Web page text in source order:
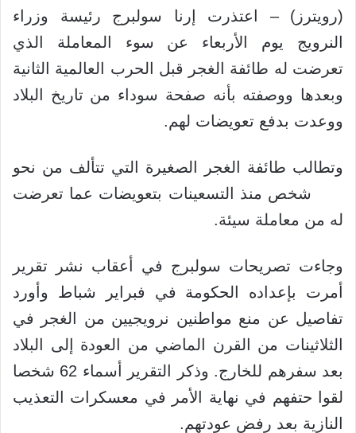
(رويترز) – اعتذرت إرنا سولبرج رئيسة وزراء
النرويج يوم الأربعاء عن سوء المعاملة الذي
تعرضت له طائفة الغجر قبل الحرب العالمية الثانية
وبعدها ووصفته بأنه صفحة سوداء من تاريخ البلاد
ووعدت بدفع تعويضات لهم.
وتطالب طائفة الغجر الصغيرة التي تتألف من نحو
500 شخص منذ التسعينات بتعويضات عما تعرضت
له من معاملة سيئة.
وجاءت تصريحات سولبرج في أعقاب نشر تقرير
أمرت بإعداده الحكومة في فبراير شباط وأورد
تفاصيل عن منع مواطنين نرويجيين من الغجر في
الثلاثينات من القرن الماضي من العودة إلى البلاد
بعد سفرهم للخارج. وذكر التقرير أسماء 62 شخصا
لقوا حتفهم في نهاية الأمر في معسكرات التعذيب
النازية بعد رفض عودتهم.